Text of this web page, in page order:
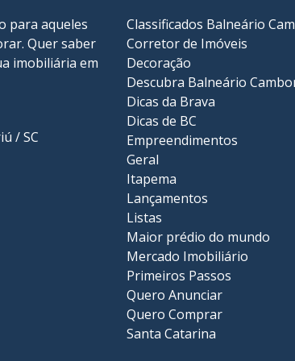
para aqueles
Quer saber
imobiliária em
/ SC
Classificados Balneário
Corretor de Imóveis
Decoração
Descubra Balneário
Dicas da Brava
Dicas de BC
Empreendimentos
Geral
Itapema
Lançamentos
Listas
Maior prédio do mundo
Mercado Imobiliário
Primeiros Passos
Quero Anunciar
Quero Comprar
Santa Catarina